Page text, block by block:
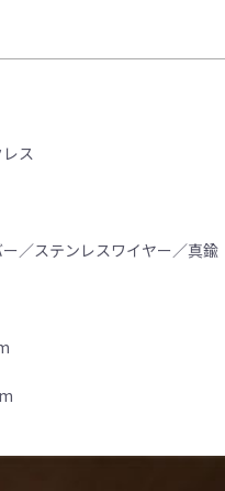
ス
／ステンレスワイヤー／真鍮